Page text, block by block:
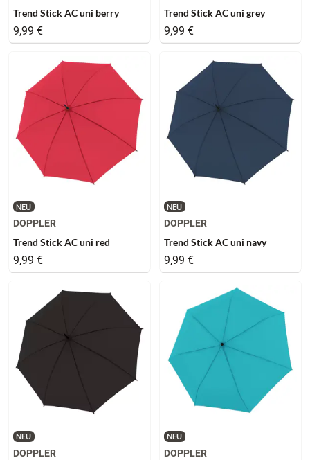
Trend Stick AC uni berry
9,99 €
Trend Stick AC uni grey
9,99 €
NEU
DOPPLER
Trend Stick AC uni red
9,99 €
NEU
DOPPLER
Trend Stick AC uni navy
9,99 €
NEU
DOPPLER
NEU
DOPPLER